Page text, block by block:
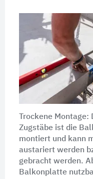
Trockene Montage:
Zugstäbe ist die
montiert und kann
austariert werden
gebracht werden.
Balkonplatte